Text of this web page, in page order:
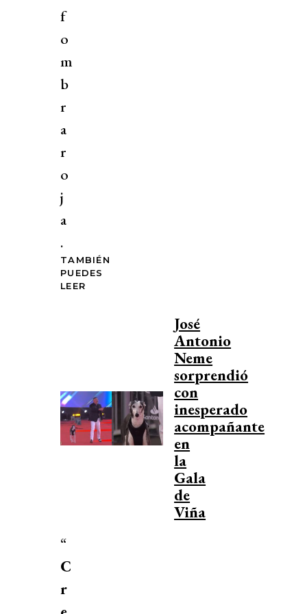
f
o
m
b
r
a
r
o
j
a
.
TAMBIÉN
PUEDES
LEER
José
Antonio
Neme
sorprendió
con
inesperado
acompañante
en
la
Gala
de
Viña
“
C
r